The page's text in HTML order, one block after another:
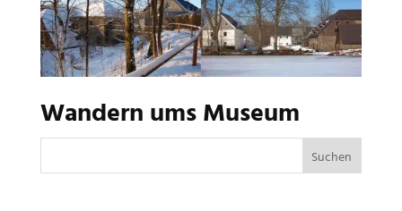
Wandern ums Museum